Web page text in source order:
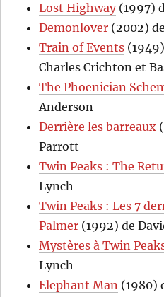
Lost Highway(1997)
Demonlover (2002)
Train of Events
Charles Crichton et
The Phoenician
Anderson
Derrière les barreaux
Parrott
Twin Peaks : The
Lynch
Twin Peaks : Les 7
Palmer (1992) de
Mystères à Twin
Lynch
Elephant Man (1980)